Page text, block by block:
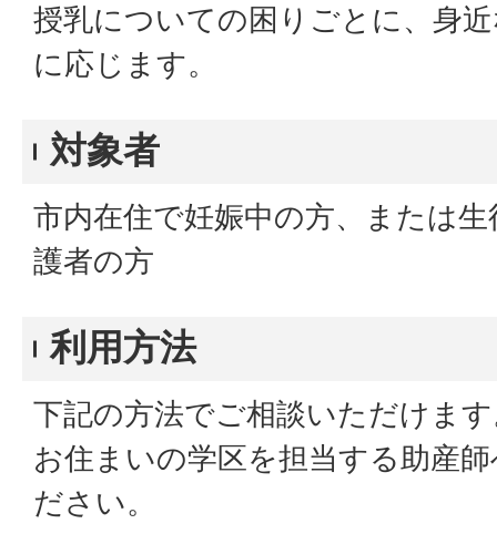
授乳についての困りごとに、身
に応じます。
対象者
市内在住で妊娠中の方、または
護者の方
利用方法
下記の方法でご相談いただけま
お住まいの学区を担当する助産
ださい。